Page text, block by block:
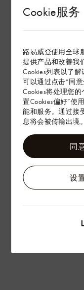
Cookie服务
路易威登使用全球
提供产品和改善我
Cookies列表以了
可以通过点击“同
Cookies将处理您
置Cookies偏好”使
能和服务。通过接
息将会被传输出境。
设
同
配送 & 退货
赠礼